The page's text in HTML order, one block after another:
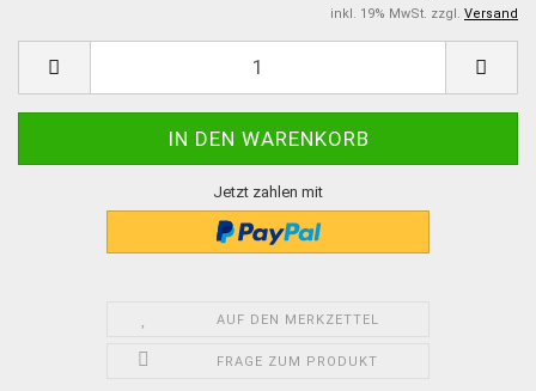
inkl. 19% MwSt. zzgl. Versand
Jetzt zahlen mit
AUF DEN MERKZETTEL
FRAGE ZUM PRODUKT